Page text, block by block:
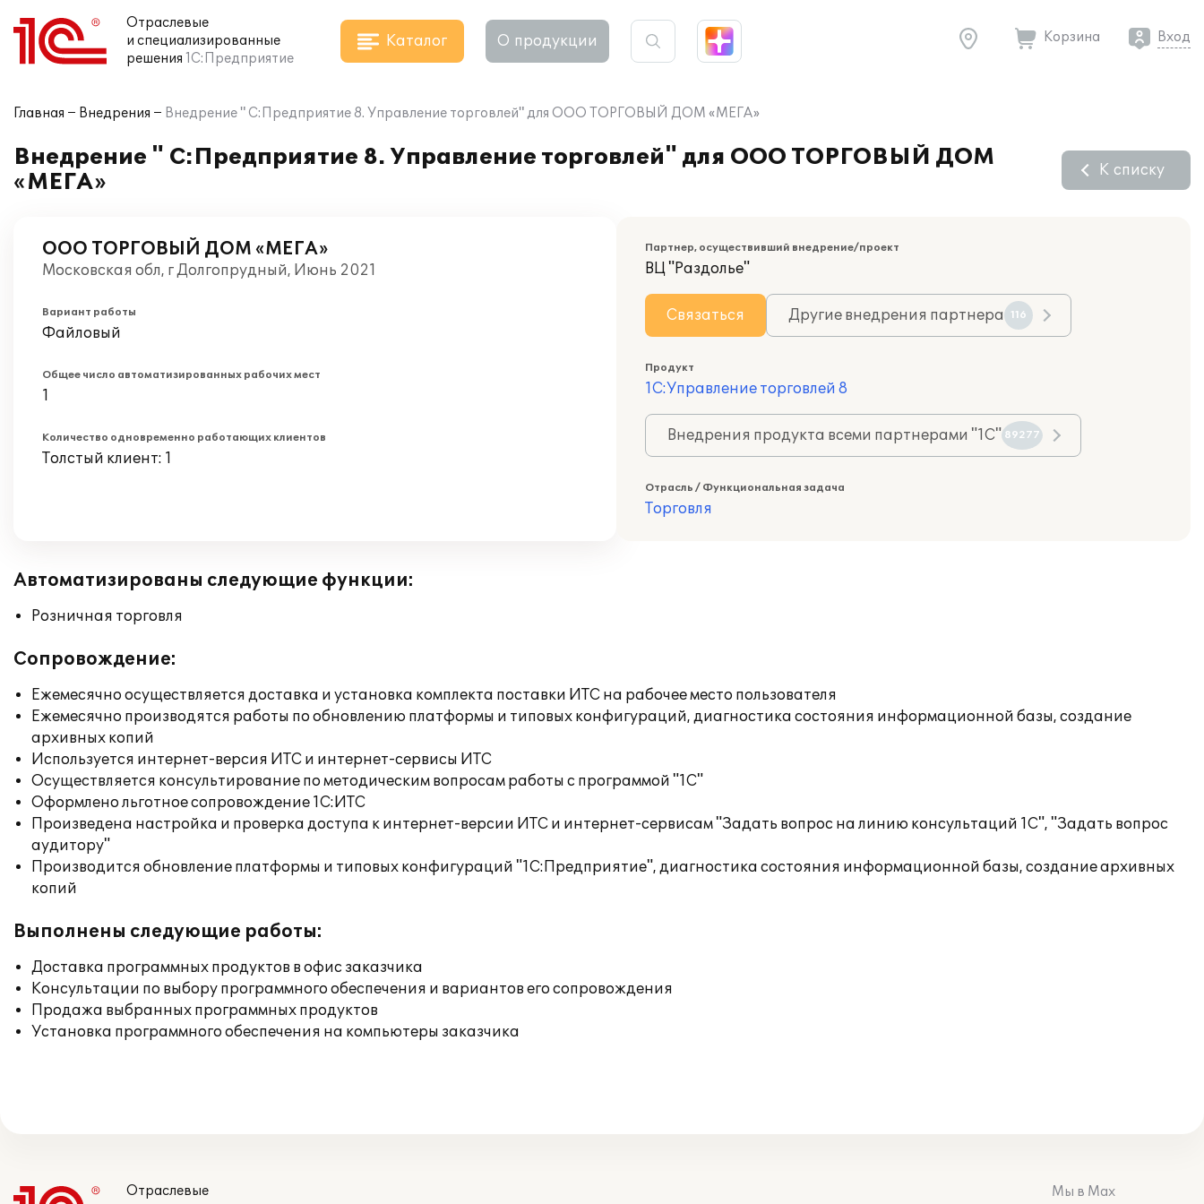
Отраслевые
и специализированные
решения 1С:Предприятие
Каталог О продукции Корзина Вход
Главная Внедрения Внедрение " С:Предприятие 8. Управление торговлей" для ООО ТОРГОВЫЙ ДОМ «МЕГА»
Внедрение " С:Предприятие 8. Управление торговлей" для ООО ТОРГОВЫЙ ДОМ
«МЕГА»
К списку
ООО ТОРГОВЫЙ ДОМ «МЕГА»
Московская обл, г Долгопрудный, Июнь 2021
Вариант работы
Файловый
Общее число автоматизированных рабочих мест
1
Количество одновременно работающих клиентов
Толстый клиент: 1
Партнер, осуществивший внедрение/проект
ВЦ "Раздолье"
Связаться Другие внедрения партнера 116
Продукт
1С:Управление торговлей 8
Внедрения продукта всеми партнерами "1С" 89277
Отрасль / Функциональная задача
Торговля
Автоматизированы следующие функции:
Розничная торговля
Сопровождение:
Ежемесячно осуществляется доставка и установка комплекта поставки ИТС на рабочее место пользователя
Ежемесячно производятся работы по обновлению платформы и типовых конфигураций, диагностика состояния информационной базы, создание
архивных копий
Используется интернет-версия ИТС и интернет-сервисы ИТС
Осуществляется консультирование по методическим вопросам работы с программой "1С"
Оформлено льготное сопровождение 1С:ИТС
Произведена настройка и проверка доступа к интернет-версии ИТС и интернет-сервисам "Задать вопрос на линию консультаций 1С", "Задать вопрос
аудитору"
Производится обновление платформы и типовых конфигураций "1С:Предприятие", диагностика состояния информационной базы, создание архивных
копий
Выполнены следующие работы:
Доставка программных продуктов в офис заказчика
Консультации по выбору программного обеспечения и вариантов его сопровождения
Продажа выбранных программных продуктов
Установка программного обеспечения на компьютеры заказчика
Отраслевые
Мы в Max